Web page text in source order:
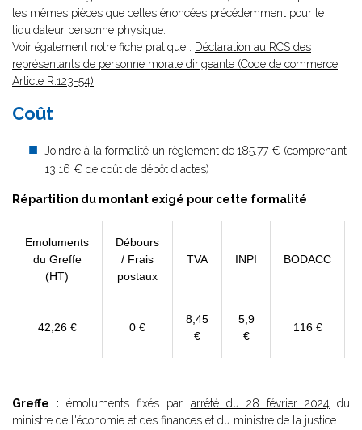
les mêmes pièces que celles énoncées précédemment pour le
liquidateur personne physique.
Voir également notre fiche pratique : Déclaration au RCS des
représentants de personne morale dirigeante (Code de commerce,
Article R.123-54)
Coût
Joindre à la formalité un règlement de185.77 € (comprenant
13,16 € de coût de dépôt d'actes)
Répartition du montant exigé pour cette formalité
Emoluments
du Greffe
(HT)
Débours
/ Frais
postaux
TVA INPI BODACC
42,26 € 0 €
8,45
€
5,9
€
116 €
Greffe : émoluments fixés par arrêté du 28 février 2024 du
ministre de l'économie et des finances et du ministre de la justice